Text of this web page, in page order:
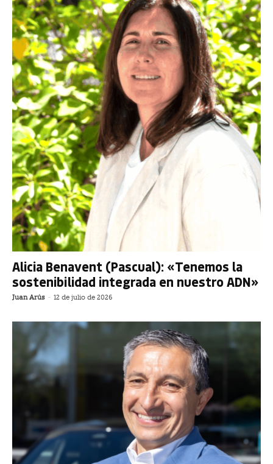
Alicia Benavent (Pascual): «Tenemos la
sostenibilidad integrada en nuestro ADN»
Juan Arús - 12 de julio de 2026